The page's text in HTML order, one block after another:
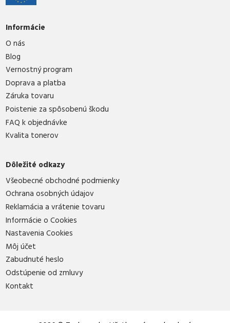
Informácie
O nás
Blog
Vernostný program
Doprava a platba
Záruka tovaru
Poistenie za spôsobenú škodu
FAQ k objednávke
Kvalita tonerov
Dôležité odkazy
Všeobecné obchodné podmienky
Ochrana osobných údajov
Reklamácia a vrátenie tovaru
Informácie o Cookies
Nastavenia Cookies
Môj účet
Zabudnuté heslo
Odstúpenie od zmluvy
Kontakt